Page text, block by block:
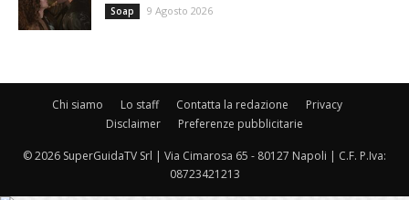
Soap 9 Agosto 2026
Chi siamo Lo staff Contatta la redazione
Privacy
Disclaimer
Preferenze pubblicitarie
© 2026 SuperGuidaTV Srl | Via Cimarosa 65 - 80127 Napoli | C.F. P.Iva:
08723421213